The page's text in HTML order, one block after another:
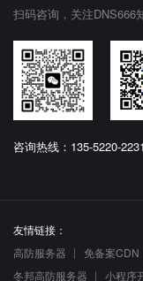
扫码咨询，关注DNS666
咨询热线：135-5220-2231
友情链接：
高防服务器
免备案CDN
冬邦高防服务器
小程序